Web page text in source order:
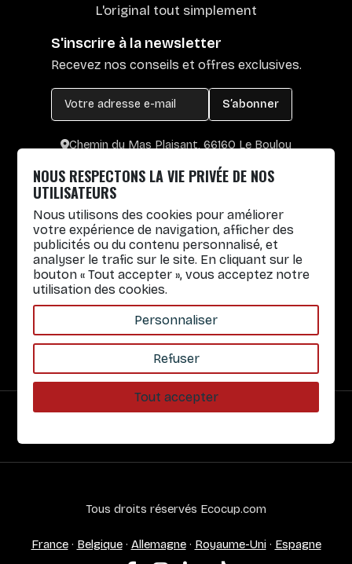
L'original tout simplement
S'inscrire à la newsletter
Recevez nos conseils et offres exclusives.
S’abonner
Chemin du Mas Plaisant, 66160 Le Boulou
Lun. au Vend. : 8h30-12h30 / 14h-17h
Gobelets réutilisables
Infos pratiques
Liens rapides
Nos Services
À propos
Tous droits réservés Ecocup.com
France· Belgique· Allemagne· Royaume-Uni · Espagne
NOUS RESPECTONS LA VIE PRIVÉE DE NOS
UTILISATEURS
Nous utilisons des cookies pour améliorer
votre expérience de navigation, afficher des
publicités ou du contenu personnalisé, et
analyser le trafic sur le site. En cliquant sur le
bouton « Tout accepter », vous acceptez notre
utilisation des cookies.
Personnaliser
Refuser
Tout accepter